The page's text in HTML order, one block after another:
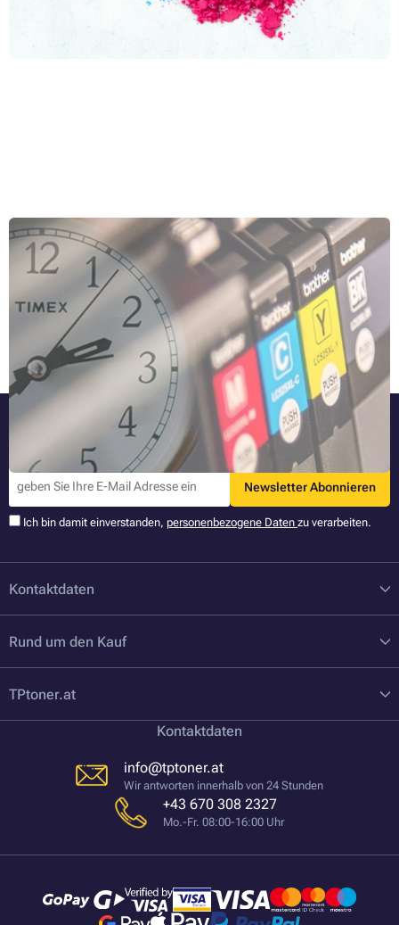
Lebensdauer von Toner und Kartuschen
Eine altbekannte Weisheit sagt, dass nichts ewig dauert. Im
Wesentlichen hat alles, was Sie um sich herum sehen, einschließlich
aller Gegenstände, die Sie sich anschaffen, eine bestimmte
Lebensdauer. Wie lange hält Toner oder eine Kartusche? Das haben
wir im folgenden Artikel zusammengefasst.
Ganzen Artikel lesen »
Bleiben Sie informiert
Die neuesten Nachrichten und Aktionen direkt per E-Mail.
Newsletter Abonnieren
Ich bin damit einverstanden, personenbezogene Daten zu verarbeiten.
Kontaktdaten
Rund um den Kauf
TPtoner.at
Kontaktdaten
info@tptoner.at
Wir antworten innerhalb von 24 Stunden
+43 670 308 2327
Mo.-Fr. 08:00-16:00 Uhr